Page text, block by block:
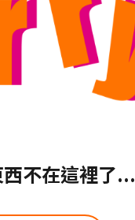
不在這裡了...